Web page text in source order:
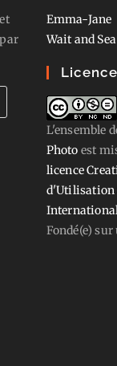
Emma-Jane
Wait and Sea
L'ensemble
Photo est
licence
d'Utilisation
Fondé(e)